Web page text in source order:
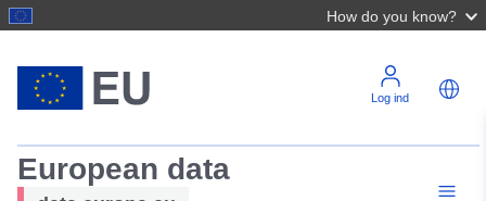
How do you know?
Log ind
European data